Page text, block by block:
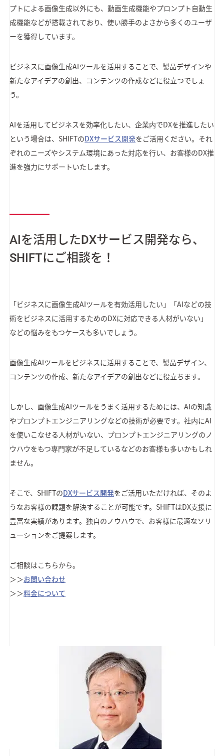
プトによる画像生成以外にも、動画生成機能やプロンプト自動生
成機能などが搭載されており、使い勝手のよさから多くのユーザ
ーを獲得しています。
ビジネスに画像生成AIツールを活用することで、製品デザインや
新たなアイデアの創出、コンテンツの作成などに役立つでしょ
う。
AIを活用してビジネスを効率化したい、企業内でDXを推進したい
という場合は、SHIFTのDXサービス開発をご活用ください。それ
ぞれのニーズやシステム環境にあった対応を行い、お客様のDX推
進を強力にサポートいたします。
AIを活用したDXサービス開発なら、
SHIFTにご相談を！
「ビジネスに画像生成AIツールを有効活用したい」「AIなどの技
術をビジネスに活用するためのDXに対応できる人材がいない」
などの悩みをもつケースも多いでしょう。
画像生成AIツールをビジネスに活用することで、製品デザイン、
コンテンツの作成、新たなアイデアの創出などに役立ちます。
しかし、画像生成AIツールをうまく活用するためには、AIの知識
やプロンプトエンジニアリングなどの技術が必要です。社内にAI
を使いこなせる人材がいない、プロンプトエンジニアリングのノ
ウハウをもつ専門家が不足しているなどのお客様も多いかもしれ
ません。
そこで、SHIFTのDXサービス開発をご活用いただければ、そのよ
うなお客様の課題を解決することが可能です。SHIFTはDX支援に
豊富な実績があります。独自のノウハウで、お客様に最適なソリ
ューションをご提案します。
ご相談はこちらから。
＞＞お問い合わせ
＞＞料金について